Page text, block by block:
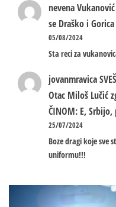
nevena
se Draško i Gorica
05/08/2024
Sta reci za
jovanmravica
Otac Miloš Lučić
ČINOM: E,
25/07/2024
Boze dragi koje sve
uniformu!!!